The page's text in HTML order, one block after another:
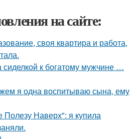
на сайте:
своя квартира и работа,
к богатому мужчине …
я одна воспитываю сына, ему
Наверх": я купила